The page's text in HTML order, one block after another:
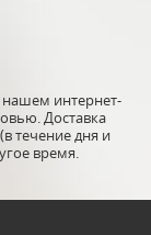
нашем интернет-
Доставка
течение дня и
время.